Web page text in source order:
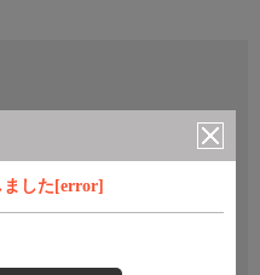
ました[error]
ンチャンネル(有料)のご契約が